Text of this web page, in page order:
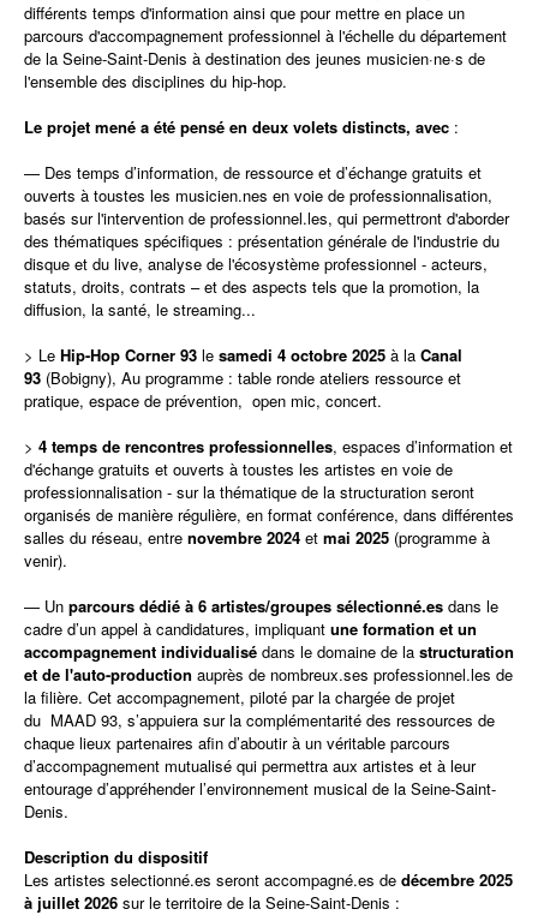
différents temps d'information ainsi que pour mettre en place un
parcours d'accompagnement professionnel à l'échelle du département
de la Seine-Saint-Denis à destination des jeunes musicien·ne·s de
l'ensemble des disciplines du hip-hop.
Le projet mené a été pensé en deux volets distincts, avec :
— Des temps d’information, de ressource et d’échange gratuits et
ouverts à toustes les musicien.nes en voie de professionnalisation,
basés sur l'intervention de professionnel.les, qui permettront d'aborder
des thématiques spécifiques : présentation générale de l'industrie du
disque et du live, analyse de l'écosystème professionnel - acteurs,
statuts, droits, contrats – et des aspects tels que la promotion, la
diffusion, la santé, le streaming...
> Le Hip-Hop Corner 93 le samedi 4 octobre 2025 à la Canal
93 (Bobigny), Au programme : table ronde ateliers ressource et
pratique, espace de prévention, open mic, concert.
> 4 temps de rencontres professionnelles, espaces d’information et
d'échange gratuits et ouverts à toustes les artistes en voie de
professionnalisation - sur la thématique de la structuration seront
organisés de manière régulière, en format conférence, dans différentes
salles du réseau, entre novembre 2024 et mai 2025 (programme à
venir).
— Un parcours dédié à 6 artistes/groupes sélectionné.es dans le
cadre d’un appel à candidatures, impliquant une formation et un
accompagnement individualisé dans le domaine de la structuration
et de l'auto-production auprès de nombreux.ses professionnel.les de
la filière. Cet accompagnement, piloté par la chargée de projet
du MAAD 93, s’appuiera sur la complémentarité des ressources de
chaque lieux partenaires afin d’aboutir à un véritable parcours
d’accompagnement mutualisé qui permettra aux artistes et à leur
entourage d’appréhender l’environnement musical de la Seine-Saint-
Denis.
Description du dispositif
Les artistes selectionné.es seront accompagné.es de décembre 2025
à juillet 2026 sur le territoire de la Seine-Saint-Denis :